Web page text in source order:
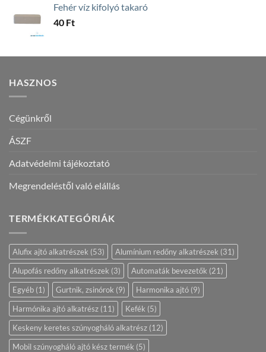
Fehér víz kifolyó takaró
40 Ft
HASZNOS
Cégünkről
ÁSZF
Adatvédelmi tájékoztató
Megrendeléstől való elállás
TERMÉKKATEGÓRIÁK
Alufix ajtó alkatrészek (53) Alumínium redőny alkatrészek (31)
Alupofás redőny alkatrészek (3) Automaták bevezetők (21)
Egyéb (1) Gurtnik, zsinórok (9) Harmonika ajtó (9)
Harmónika ajtó alkatrész (11) Kefék (5)
Keskeny keretes szúnyogháló alkatrész (12)
Mobil szúnyogháló ajtó kész termék (5)